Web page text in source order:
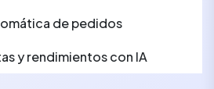
de pedidos
y rendimientos con IA